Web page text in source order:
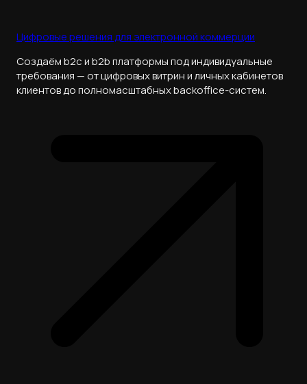
Цифровые решения для электронной коммерции
Создаём b2c и b2b платформы под индивидуальные
требования — от цифровых витрин и личных кабинетов
клиентов до полномасштабных backoffice-систем.